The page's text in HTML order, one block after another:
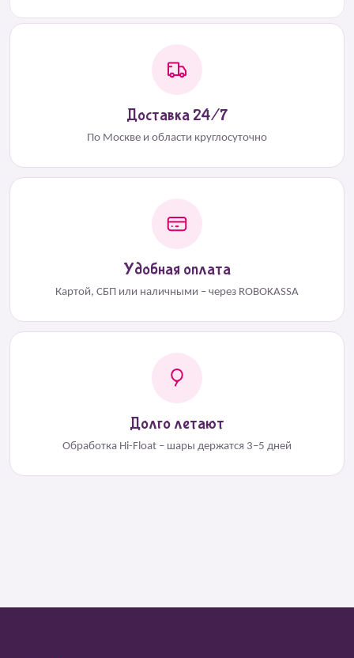
Доставка 24/7
По Москве и области круглосуточно
Удобная оплата
Картой, СБП или наличными – через ROBOKASSA
Долго летают
Обработка Hi-Float – шары держатся 3–5 дней